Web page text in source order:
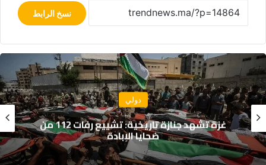
نسخ الرابط
سياسة
جلالة الملك يهنئ رئيس جمهورية النيجر
بمناسبة العيد الوطني لبلاده